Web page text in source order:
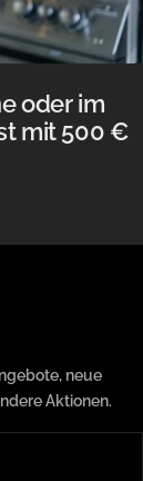
oder im
mit 500 €
neue
Aktionen.